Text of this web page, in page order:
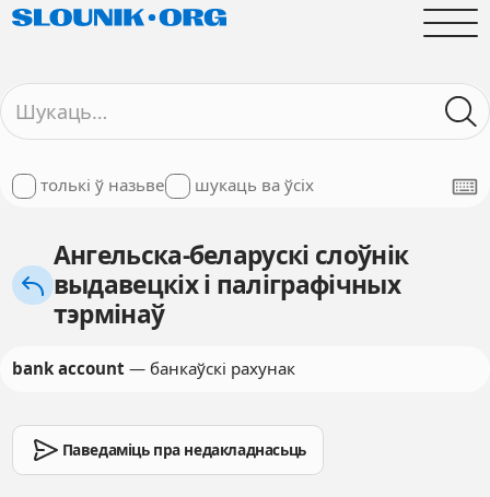
толькі ў назьве шукаць ва ўсіх
Ангельска-беларускі слоўнік
выдавецкіх і паліграфічных
тэрмінаў
bank account — банкаўскі рахунак
Паведаміць пра недакладнасьць